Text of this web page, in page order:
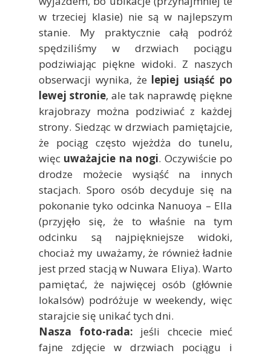
w trzeciej klasie) nie są w najlepszym
stanie. My praktycznie całą podróż
spędziliśmy w drzwiach pociągu
podziwiając piękne widoki. Z naszych
obserwacji wynika, że lepiej usiąść po
lewej stronie, ale tak naprawdę piękne
krajobrazy można podziwiać z każdej
strony. Siedząc w drzwiach pamiętajcie,
że pociąg często wjeżdża do tunelu,
więc uważajcie na nogi. Oczywiście po
drodze możecie wysiąść na innych
stacjach. Sporo osób decyduje się na
pokonanie tyko odcinka Nanuoya – Ella
(przyjęło się, że to właśnie na tym
odcinku są najpiękniejsze widoki,
chociaż my uważamy, że również ładnie
jest przed stacją w Nuwara Eliya). Warto
pamiętać, że najwięcej osób (głównie
lokalsów) podróżuje w weekendy, więc
starajcie się unikać tych dni.
Nasza foto-rada: jeśli chcecie mieć
fajne zdjęcie w drzwiach pociągu i